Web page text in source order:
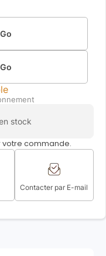
stock
commande.
Contacter par E-mail